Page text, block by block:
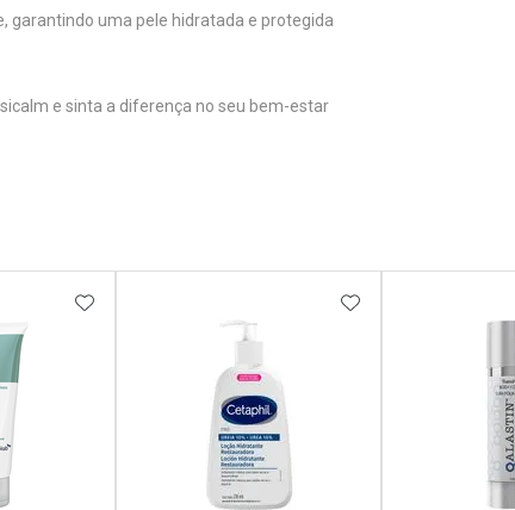
garantindo uma pele hidratada e protegida
e sinta a diferença no seu bem-estar
ADICIONAR AOS FAVORITOSADICIONAR AOS